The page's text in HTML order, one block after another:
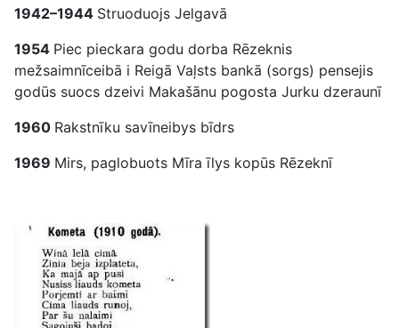
1942–1944 Struoduojs Jelgavā
1954 Piec pieckara godu dorba Rēzeknis
mežsaimnīceibā i Reigā Vaļsts bankā (sorgs) pensejis
godūs suocs dzeivi Makašānu pogosta Jurku dzeraunī
1960 Rakstnīku savīneibys bīdrs
1969 Mirs, paglobuots Mīra īlys kopūs Rēzeknī